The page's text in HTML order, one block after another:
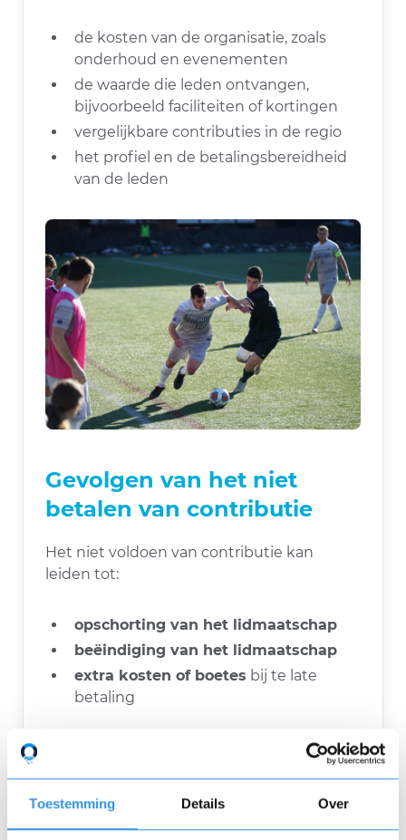
Toestemming Details Over
de kosten van de organisatie, zoals
onderhoud en evenementen
de waarde die leden ontvangen,
bijvoorbeeld faciliteiten of kortingen
vergelijkbare contributies in de regio
het profiel en de betalingsbereidheid
van de leden
Gevolgen van het niet
betalen van contributie
Het niet voldoen van contributie kan
leiden tot:
opschorting van het lidmaatschap
beëindiging van het lidmaatschap
extra kosten of boetes bij te late
betaling
contributie
Organisaties bieden vaak verschillende